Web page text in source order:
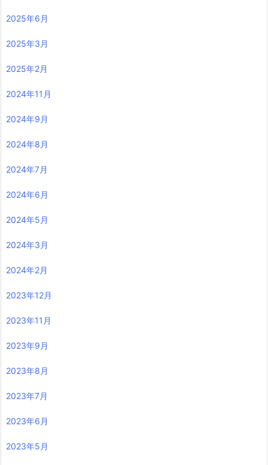
2025年6月
2025年3月
2025年2月
2024年11月
2024年9月
2024年8月
2024年7月
2024年6月
2024年5月
2024年3月
2024年2月
2023年12月
2023年11月
2023年9月
2023年8月
2023年7月
2023年6月
2023年5月